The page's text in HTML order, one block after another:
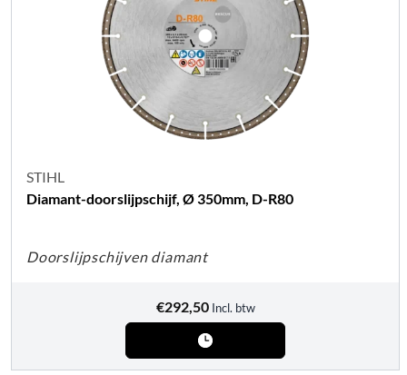
STIHL
Diamant-doorslijpschijf, Ø 350mm, D-R80
Doorslijpschijven diamant
€292,50 Incl. btw